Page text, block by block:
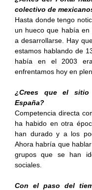
colectivo de
Hasta donde tengo
un hueco que había en
a desarrollarse. Hay
estamos hablando de
había en el 2003
enfrentamos hoy en
¿Crees que el sitio
España?
Competencia directa
ha habido en otra
han durado y a los
Ahora habría que
grupos que se han
sociales.
Con el paso del